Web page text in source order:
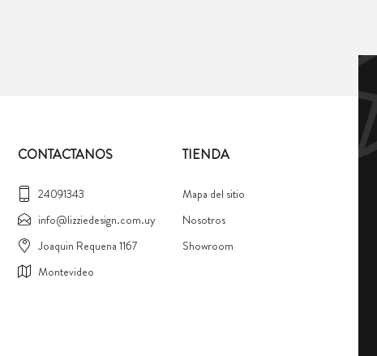
CONTACTANOS
24091343
info@lizziedesign.com.uy
Joaquin Requena 1167
Montevideo
TIENDA
Mapa del sitio
Nosotros
Showroom